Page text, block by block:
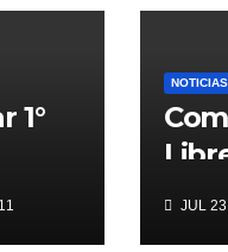
1°
NOTICIAS
JUL